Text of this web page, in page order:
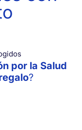
por la Salud
?